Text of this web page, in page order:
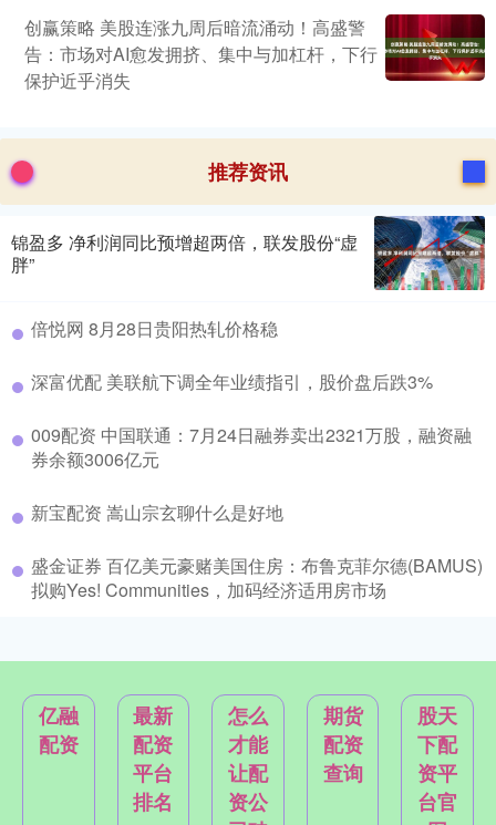
创赢策略 美股连涨九周后暗流涌动！高盛警
告：市场对AI愈发拥挤、集中与加杠杆，下行
保护近乎消失
推荐资讯
锦盈多 净利润同比预增超两倍，联发股份“虚
胖”
倍悦网 8月28日贵阳热轧价格稳
深富优配 美联航下调全年业绩指引，股价盘后跌3%
009配资 中国联通：7月24日融券卖出2321万股，融资融
券余额3006亿元
新宝配资 嵩山宗玄聊什么是好地
盛金证券 百亿美元豪赌美国住房：布鲁克菲尔德(BAMUS)
拟购Yes! Communities，加码经济适用房市场
亿融
配资
最新
配资
平台
排名
怎么
才能
让配
资公
期货
配资
查询
股天
下配
资平
台官